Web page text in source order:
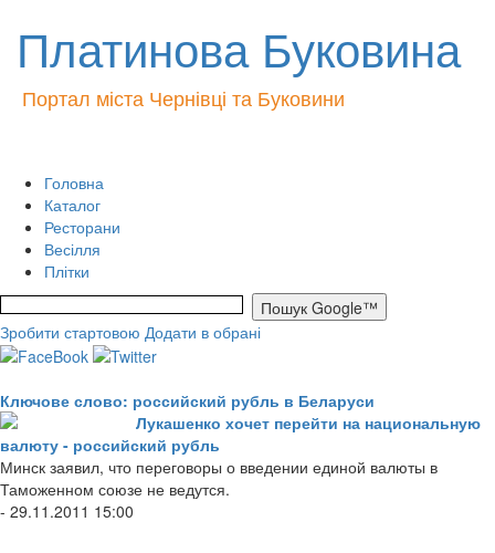
Платинова Буковина
Портал міста Чернівці та Буковини
Головна
Каталог
Ресторани
Весілля
Плітки
Зробити стартовою Додати в обрані
Ключове слово: российский рубль в Беларуси
Лукашенко хочет перейти на национальную
валюту - российский рубль
Минск заявил, что переговоры о введении единой валюты в
Таможенном союзе не ведутся.
- 29.11.2011 15:00